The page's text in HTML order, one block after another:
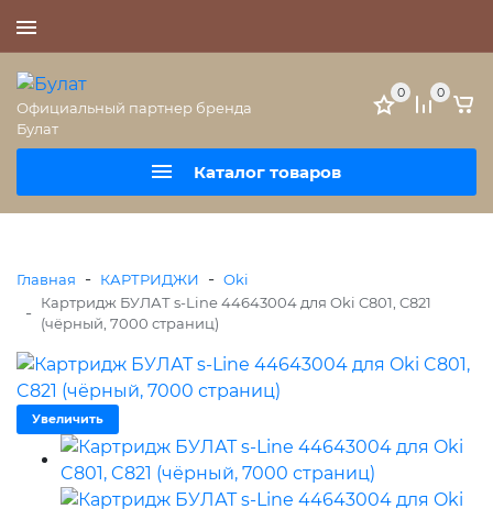
Официальный партнер бренда
Булат
Каталог товаров
0 0
Главная - КАРТРИДЖИ - Oki
-
Картридж БУЛАТ s-Line 44643004 для Oki C801, C821
(чёрный, 7000 страниц)
Увеличить